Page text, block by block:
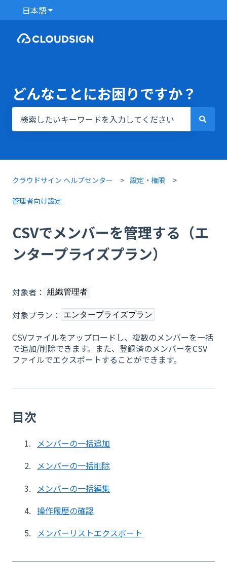
日本語翻訳のサブメニューを表示
どんなことにお困りですか？
クラウドサイン ヘルプセンター 設定・権限
管理者向け設定
CSVでメンバーを管理する（エ
ンタープライズプラン）
対象者： 組織管理者
対象プラン： エンタープライズプラン
CSVファイルをアップロードし、複数のメンバーを一括
で追加/削除できます。また、登録済のメンバーをCSV
ファイルでエクスポートすることができます。
目次
メンバーの一括追加
メンバーの一括削除
メンバーの一括編集
操作履歴の確認
メンバーリストエクスポート